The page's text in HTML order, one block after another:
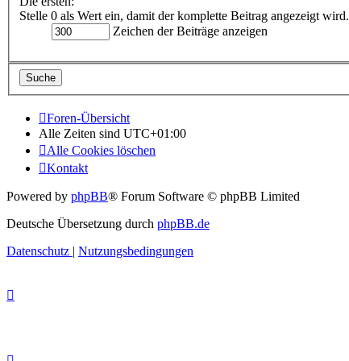
Stelle 0 als Wert ein, damit der komplette Beitrag angezeigt wird.
Zeichen der Beiträge anzeigen
Foren-Übersicht
Alle Zeiten sind UTC+01:00
Alle Cookies löschen
Kontakt
Powered by phpBB® Forum Software © phpBB Limited
Deutsche Übersetzung durch phpBB.de
Datenschutz | Nutzungsbedingungen